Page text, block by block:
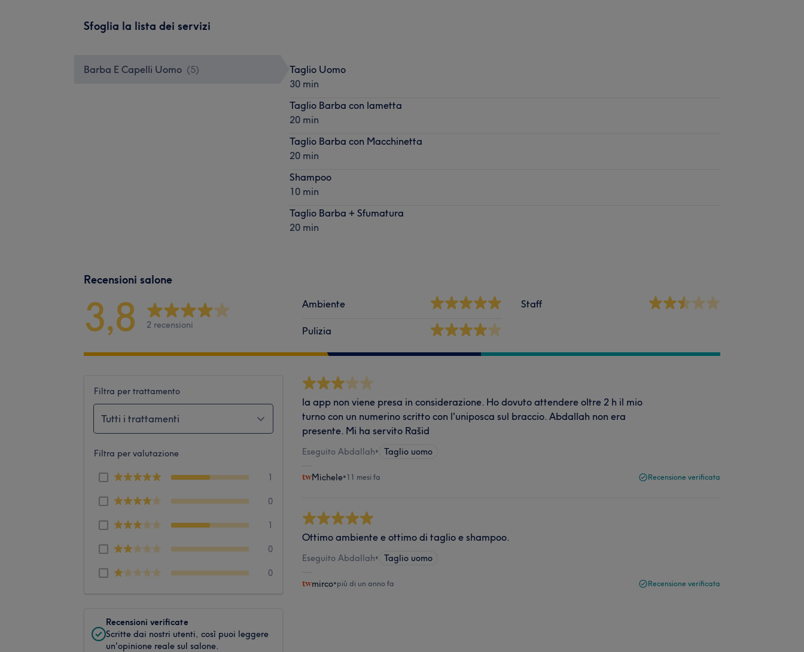
Sfoglia la lista dei servizi
Barba E Capelli Uomo (5)
Taglio Uomo
30 min
Taglio Barba con lametta
20 min
Taglio Barba con Macchinetta
20 min
Shampoo
10 min
Taglio Barba + Sfumatura
20 min
Recensioni salone
3,8 2 recensioni
Ambiente
Pulizia
Staff
Filtra per trattamento
Tutti i trattamenti
Filtra per valutazione
1
0
1
0
0
Recensioni verificate
Scritte dai nostri utenti, così puoi leggere
un'opinione reale sul salone.
la app non viene presa in considerazione. Ho dovuto attendere oltre 2 h il mio
turno con un numerino scritto con l'uniposca sul braccio. Abdallah non era
presente. Mi ha servito Rašid
Eseguito Abdallah• Taglio uomo
Michele•11 mesi fa Recensione verificata
Ottimo ambiente e ottimo di taglio e shampoo.
Eseguito Abdallah• Taglio uomo
mirco•più di un anno fa Recensione verificata